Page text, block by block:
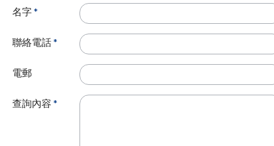
名字*
聯絡電話*
電郵
查詢內容 *